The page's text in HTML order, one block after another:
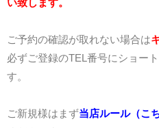
い致します。
ご予約の確認が取れない場合は
必ずご登録のTEL番号にショー
す。
ご新規様はまず当店ルール（こ